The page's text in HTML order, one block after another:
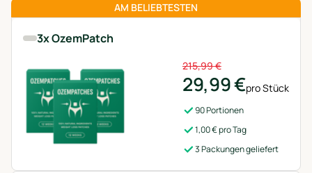
AM BELIEBTESTEN
3x OzemPatch
215,99 €
29,99 €pro Stück
90 Portionen
1,00 € pro Tag
3 Packungen geliefert